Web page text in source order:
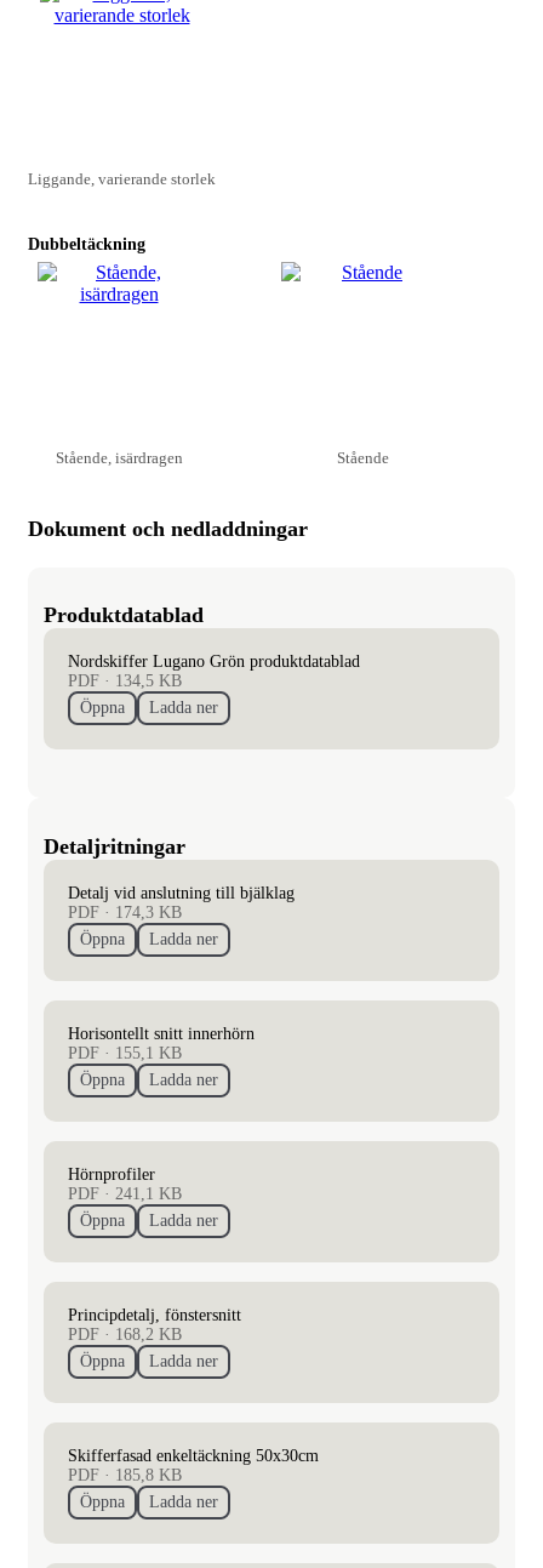
Liggande, varierande storlek
Dubbeltäckning
Stående, isärdragen Stående
Dokument och nedladdningar
Produktdatablad
Nordskiffer Lugano Grön produktdatablad
PDF · 134,5 KB
Öppna
Ladda ner
Detaljritningar
Detalj vid anslutning till bjälklag
PDF · 174,3 KB
Öppna
Ladda ner
Horisontellt snitt innerhörn
PDF · 155,1 KB
Öppna
Ladda ner
Hörnprofiler
PDF ·241,1 KB
Öppna
Ladda ner
Principdetalj, fönstersnitt
PDF · 168,2 KB
Öppna
Ladda ner
Skifferfasad enkeltäckning 50x30cm
PDF · 185,8 KB
Öppna
Ladda ner